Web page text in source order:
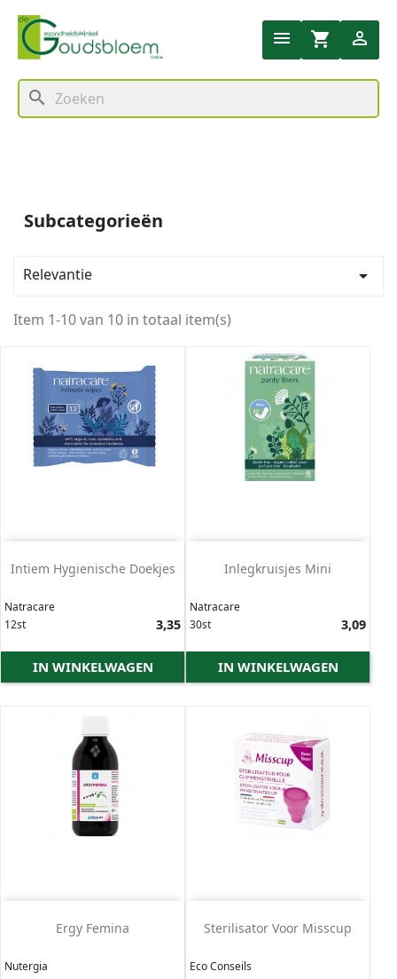
 shopping_cart 
search
Subcategorieën
Relevantie 
Item 1-10 van 10 in totaal item(s)
Intiem Hygienische Doekjes
Natracare
12st
3,35
IN WINKELWAGEN
Inlegkruisjes Mini
Natracare
30st
3,09
IN WINKELWAGEN
Ergy Femina
Nutergia
Sterilisator Voor Misscup
Eco Conseils